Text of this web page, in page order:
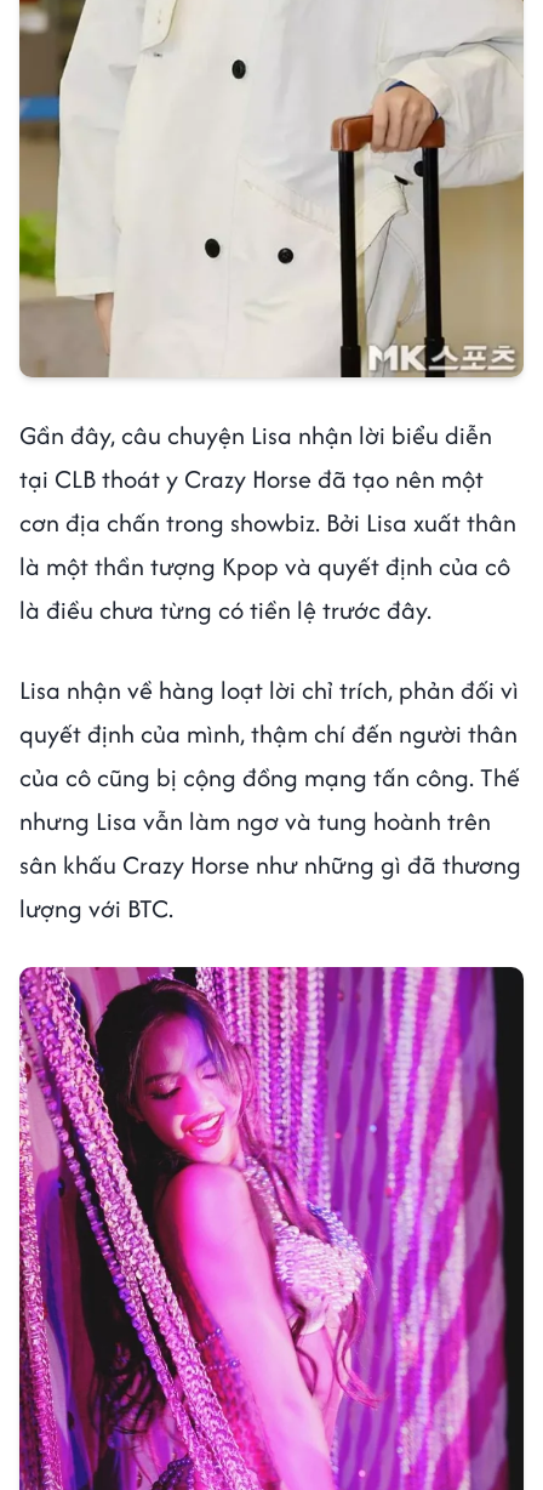
Gần đây, câu chuyện Lisa nhận lời biểu diễn
tại CLB thoát y Crazy Horse đã tạo nên một
cơn địa chấn trong showbiz. Bởi Lisa xuất thân
là một thần tượng Kpop và quyết định của cô
là điều chưa từng có tiền lệ trước đây.
Lisa nhận về hàng loạt lời chỉ trích, phản đối vì
quyết định của mình, thậm chí đến người thân
của cô cũng bị cộng đồng mạng tấn công. Thế
nhưng Lisa vẫn làm ngơ và tung hoành trên
sân khấu Crazy Horse như những gì đã thương
lượng với BTC.